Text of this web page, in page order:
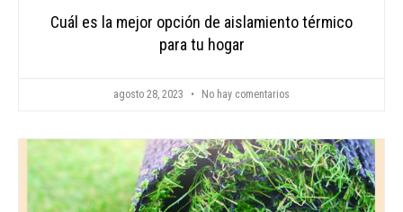
Cuál es la mejor opción de aislamiento térmico
para tu hogar
agosto 28, 2023 No hay comentarios